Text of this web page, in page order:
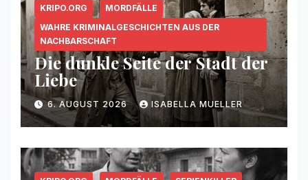
KRIPO.ORG
MORDFÄLLE
WAHRE KRIMINALGESCHICHTEN AUS DER
NACHBARSCHAFT
Die dunkle Seite der Stadt der
Liebe
6. AUGUST 2026 ISABELLA MUELLER